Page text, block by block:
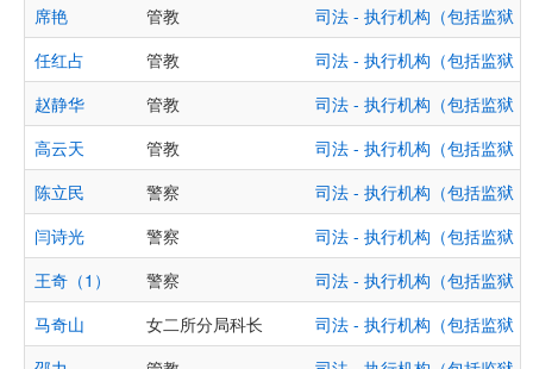
席艳
管教
司法 - 执行机构（包括监狱
任红占
管教
司法 - 执行机构（包括监狱
赵静华
管教
司法 - 执行机构（包括监狱
高云天
管教
司法 - 执行机构（包括监狱
陈立民
警察
司法 - 执行机构（包括监狱
闫诗光
警察
司法 - 执行机构（包括监狱
王奇（1）
警察
司法 - 执行机构（包括监狱
马奇山
女二所分局科长
司法 - 执行机构（包括监狱